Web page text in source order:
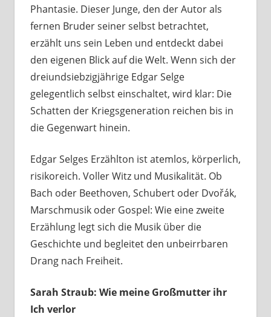
Phantasie. Dieser Junge, den der Autor als
fernen Bruder seiner selbst betrachtet,
erzählt uns sein Leben und entdeckt dabei
den eigenen Blick auf die Welt. Wenn sich der
dreiundsiebzigjährige Edgar Selge
gelegentlich selbst einschaltet, wird klar: Die
Schatten der Kriegsgeneration reichen bis in
die Gegenwart hinein.
Edgar Selges Erzählton ist atemlos, körperlich,
risikoreich. Voller Witz und Musikalität. Ob
Bach oder Beethoven, Schubert oder Dvořák,
Marschmusik oder Gospel: Wie eine zweite
Erzählung legt sich die Musik über die
Geschichte und begleitet den unbeirrbaren
Drang nach Freiheit.
Sarah Straub: Wie meine Großmutter ihr
Ich verlor